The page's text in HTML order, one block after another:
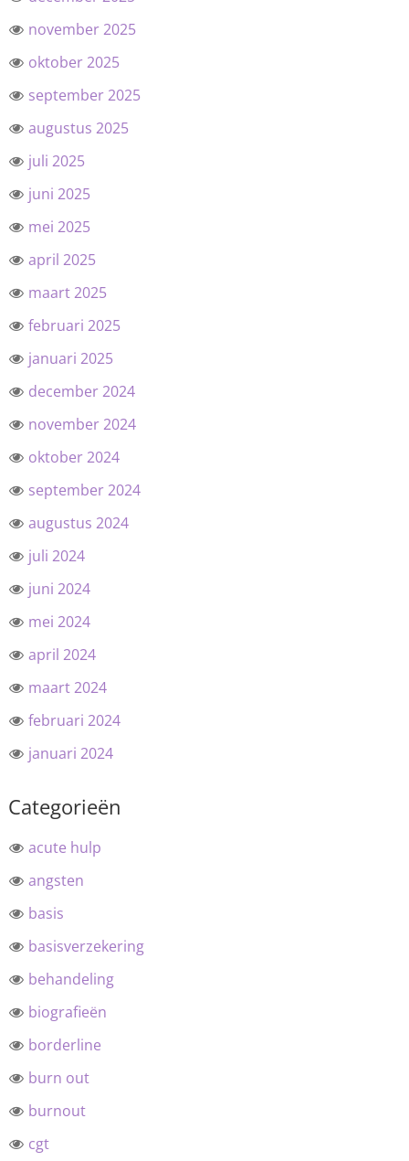
november 2025
oktober 2025
september 2025
augustus 2025
juli 2025
juni 2025
mei 2025
april 2025
maart 2025
februari 2025
januari 2025
december 2024
november 2024
oktober 2024
september 2024
augustus 2024
juli 2024
juni 2024
mei 2024
april 2024
maart 2024
februari 2024
januari 2024
Categorieën
acute hulp
angsten
basis
basisverzekering
behandeling
biografieën
borderline
burn out
burnout
cgt